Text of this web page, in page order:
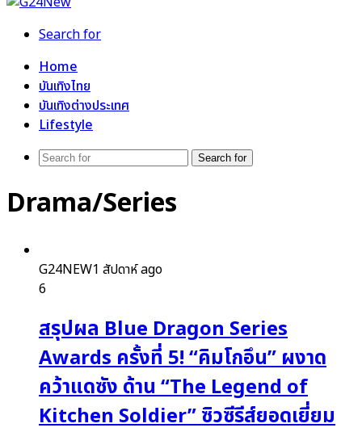
Search for
Home
บันเทิงไทย
บันเทิงต่างประเทศ
Lifestyle
Search for
Drama/Series
G24NEW1 สัปดาห์ ago
6
สรุปผล Blue Dragon Series
Awards ครั้งที่ 5! “คิมโกอึน” ผงาด
คว้าแดซัง ด้าน “The Legend of
Kitchen Soldier” ซิวซีรีส์ยอดเยี่ยม